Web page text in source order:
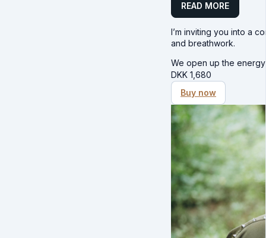
READ MORE
I’m inviting you into a
and breathwork.
We open up the
DKK 1,680
Buy now